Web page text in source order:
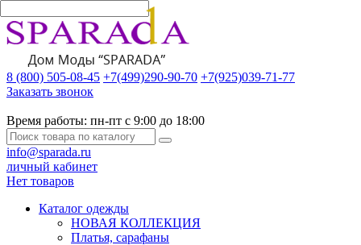
8 (800) 505-08-45 +7(499)290-90-70 +7(925)039-71-77
Заказать звонок
Время работы: пн-пт с 9:00 до 18:00
info@sparada.ru
личный кабинет
Нет товаров
Каталог одежды
НОВАЯ КОЛЛЕКЦИЯ
Платья, сарафаны